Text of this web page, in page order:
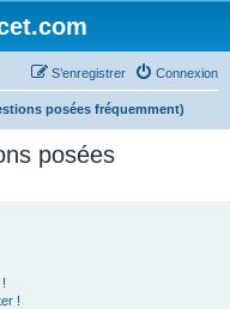
Connexion
S’enregistrer
posées fréquemment)
posées
!